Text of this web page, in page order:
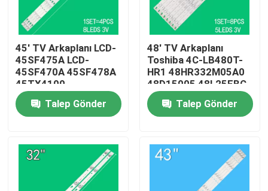
Ev
Ürünler
45' TV Arkaplanı LCD-
45SF475A LCD-
45SF470A 45SF478A
45TX4100
3P45UM003 A0
3P45UM001 A9
ECHOM-0345UM002
Talep Gönder
48' TV Arkaplanı
Toshiba 4C-LB480T-
HR1 48HR332M05A0
48D15005 48L25EBC
48L26CMC 48L2600C
48L2500CTalep Gönder